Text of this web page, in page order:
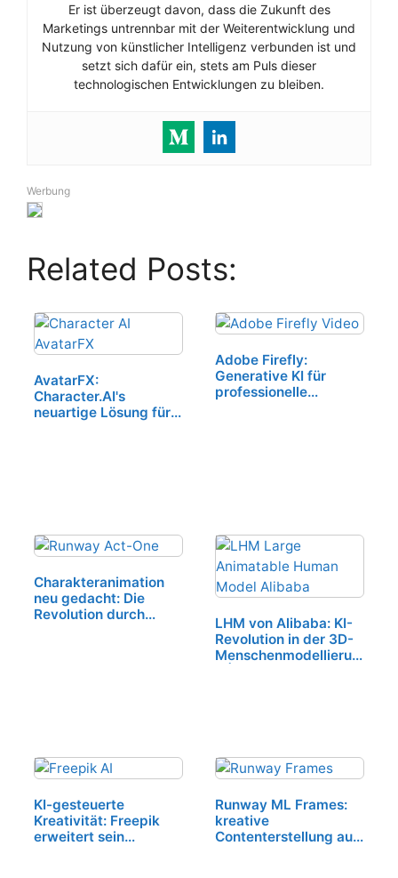
Er ist überzeugt davon, dass die Zukunft des
Marketings untrennbar mit der Weiterentwicklung und
Nutzung von künstlicher Intelligenz verbunden ist und
setzt sich dafür ein, stets am Puls dieser
technologischen Entwicklungen zu bleiben.
Werbung
Related Posts:
AvatarFX:
Character.AI's
neuartige Lösung für
Adobe Firefly:
Generative KI für
professionelle
Charakteranimation
neu gedacht: Die
Revolution durch
LHM von Alibaba: KI-
Revolution in der 3D-
Menschenmodellierun
KI-gesteuerte
Kreativität: Freepik
erweitert sein
Runway ML Frames:
kreative
Contenterstellung auf